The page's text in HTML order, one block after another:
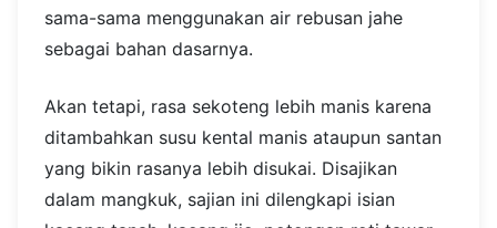
sama-sama menggunakan air rebusan jahe
sebagai bahan dasarnya.
Akan tetapi, rasa sekoteng lebih manis karena
ditambahkan susu kental manis ataupun santan
yang bikin rasanya lebih disukai. Disajikan
dalam mangkuk, sajian ini dilengkapi isian